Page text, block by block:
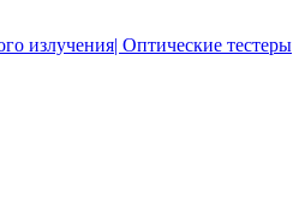
излучения| Оптические тестеры